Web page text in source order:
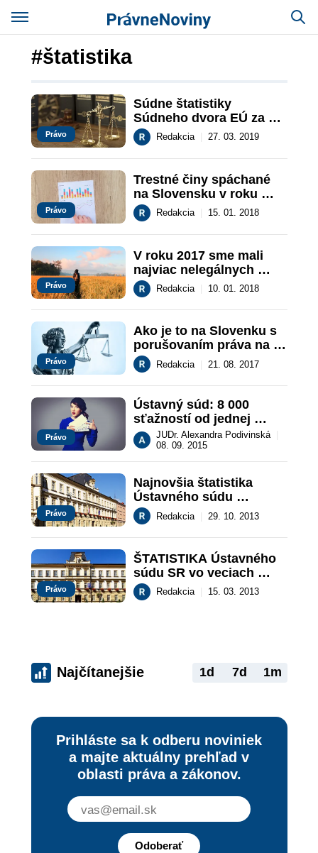
#štatistika
Právo
Súdne štatistiky
Súdneho dvora EÚ za
rok 2018
Redakcia 27. 03. 2019
Právo
Trestné činy spáchané
na Slovensku v roku
2017Redakcia 15. 01. 2018
Právo
V roku 2017 sme mali
najviac nelegálnych
migrantov od vstupu SR
do schengenského
priestoru
Redakcia 10. 01. 2018
Právo
Ako je to na Slovenku s
porušovaním práva na
súdnu a inú právnu
ochranu?
Redakcia 21. 08. 2017
Právo
Ústavný súd: 8 000
sťažností od jednej
osobyJUDr. Alexandra Podivinská
08. 09. 2015
Právo
Najnovšia štatistika
Ústavného súdu
Slovenskej republiky
Redakcia 29. 10. 2013
Právo
ŠTATISTIKA Ústavného
súdu SR vo veciach
porušenia základných za
mesiac február 2013
Redakcia 15. 03. 2013
Najčítanejšie 1d 7d 1m
Prihláste sa k odberu noviniek
a majte aktuálny prehľad v
oblasti práva a zákonov.
Odoberať